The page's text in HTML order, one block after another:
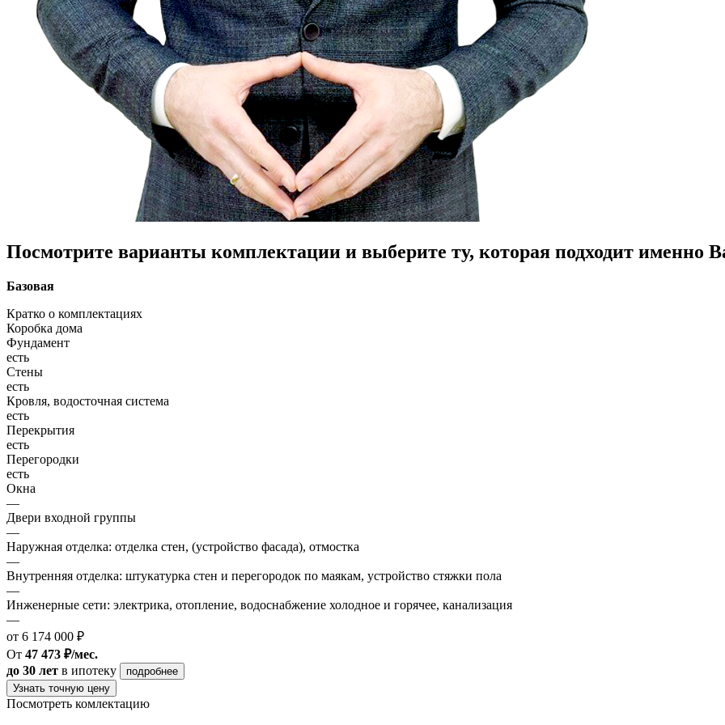
Посмотрите варианты комплектации и выберите ту, которая подходит именно
Базовая
Кратко о комплектациях
Коробка дома
Фундамент
есть
Стены
есть
Кровля, водосточная система
есть
Перекрытия
есть
Перегородки
есть
Окна
—
Двери входной группы
—
Наружная отделка: отделка стен, (устройство фасада), отмостка
—
Внутренняя отделка: штукатурка стен и перегородок по маякам, устройство стяжки пола
—
Инженерные сети: электрика, отопление, водоснабжение холодное и горячее, канализация
—
от 6 174 000 ₽
От 47 473 ₽/мес.
до 30 лет в ипотеку
подробнее
Узнать точную цену
Посмотреть комлектацию